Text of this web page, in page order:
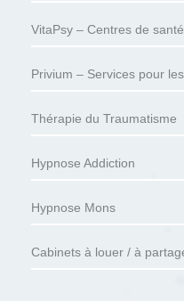
VitaPsy – Centres de
Privium – Services pour
Thérapie du Traumatisme
Hypnose Addiction
Hypnose Mons
Cabinets à louer / à